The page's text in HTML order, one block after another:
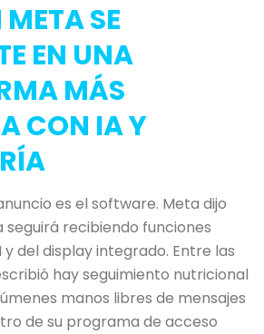
SE
EN UNA
MÁS
CON IA Y
es el software. Meta dijo
seguirá recibiendo funciones
y del display integrado. Entre las
hay seguimiento nutricional
manos libres de mensajes
de su programa de acceso